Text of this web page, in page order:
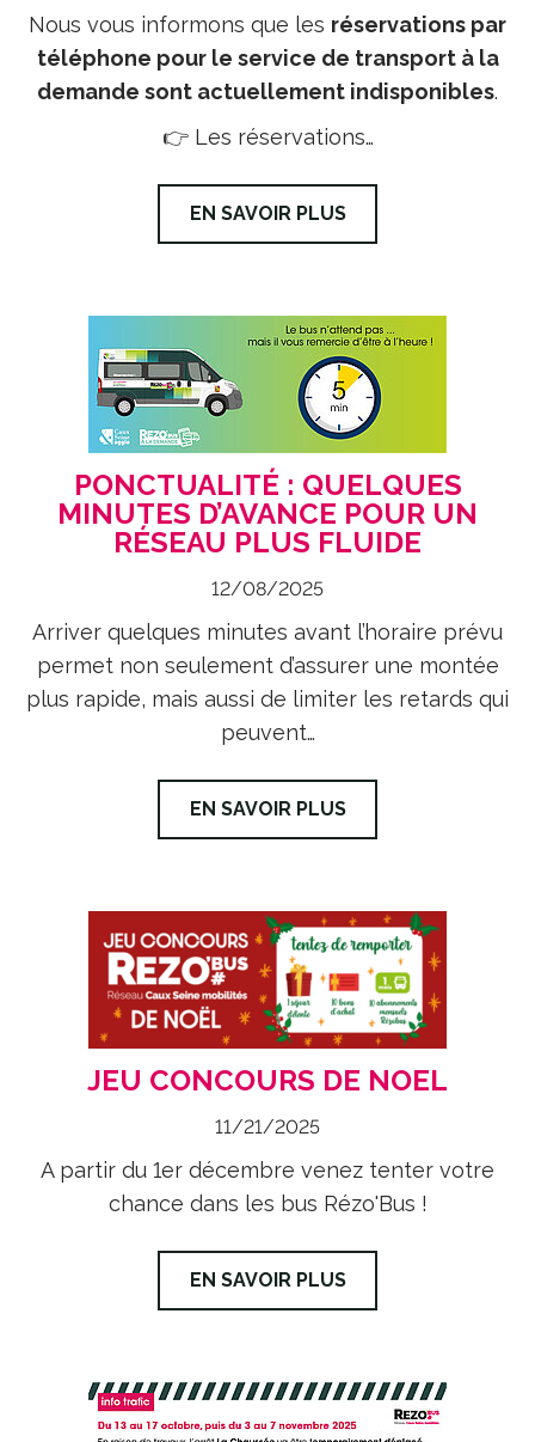
Nous vous informons que les réservations par
téléphone pour le service de transport à la
demande sont actuellement indisponibles.
👉 Les réservations…
EN SAVOIR PLUS
PONCTUALITÉ : QUELQUES
MINUTES D’AVANCE POUR UN
RÉSEAU PLUS FLUIDE
12/08/2025
Arriver quelques minutes avant l’horaire prévu
permet non seulement d’assurer une montée
plus rapide, mais aussi de limiter les retards qui
peuvent…
EN SAVOIR PLUS
JEU CONCOURS DE NOEL
11/21/2025
A partir du 1er décembre venez tenter votre
chance dans les bus Rézo'Bus !
EN SAVOIR PLUS